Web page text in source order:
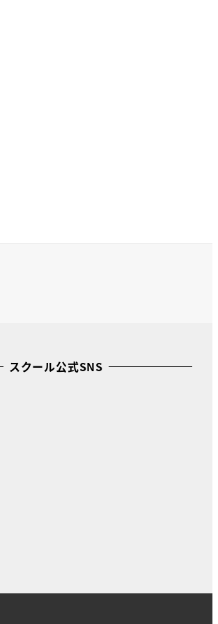
スクール公式SNS